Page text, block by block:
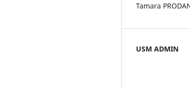
Tamara
USM ADMIN